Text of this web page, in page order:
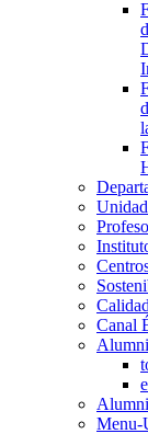
Calidad
Canal
Alumni
Alumni
Menu-